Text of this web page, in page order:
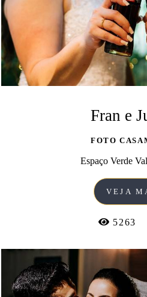
Fran e
FOTO
Espaço Verde
VEJA
5263